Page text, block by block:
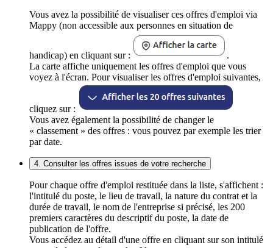
Vous avez la possibilité de visualiser ces offres d'emploi via
Mappy (non accessible aux personnes en situation de
handicap) en cliquant sur :
.
La carte affiche uniquement les offres d'emploi que vous
voyez à l'écran. Pour visualiser les offres d'emploi suivantes,
cliquez sur :
Vous avez également la possibilité de changer le
« classement » des offres : vous pouvez par exemple les trier
par date.
4. Consulter les offres issues de votre recherche
Pour chaque offre d'emploi restituée dans la liste, s'affichent :
l'intitulé du poste, le lieu de travail, la nature du contrat et la
durée de travail, le nom de l'entreprise si précisé, les 200
premiers caractères du descriptif du poste, la date de
publication de l'offre.
Vous accédez au détail d'une offre en cliquant sur son intitulé